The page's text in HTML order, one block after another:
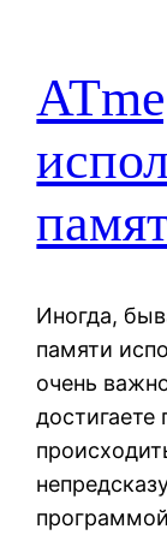
Иногда,
памяти
очень
достигаете